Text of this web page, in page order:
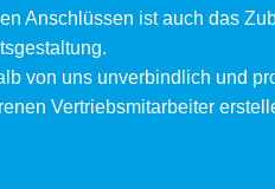
Anschlüssen ist auch das
von uns unverbindlich und
Vertriebsmitarbeiter